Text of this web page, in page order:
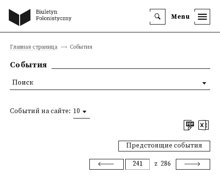
Menu
Главная страница События
События
Событий на сайте: 10
Предстоящие события
z 286
Поиск